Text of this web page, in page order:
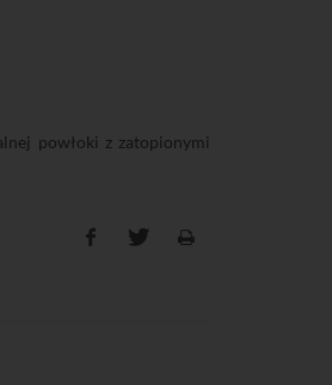
powłoki z zatopionymi